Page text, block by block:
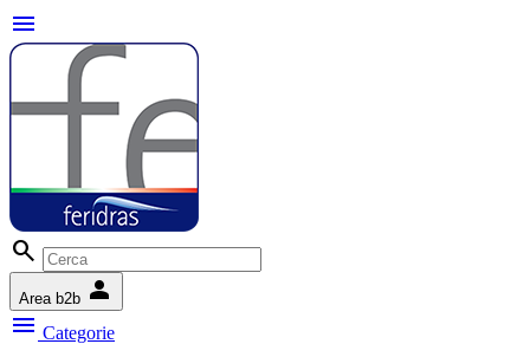
menu
search
Area b2b person
menu Categorie